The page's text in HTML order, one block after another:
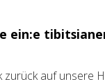
ein:e
zurück auf unsere